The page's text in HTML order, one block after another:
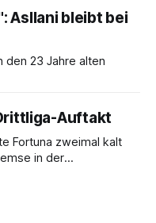
Asllani bleibt bei
den 23 Jahre alten
Auftakt
Fortuna zweimal kalt
in der